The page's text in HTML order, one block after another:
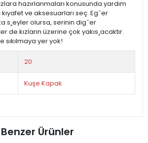
hazırlanmaları konusunda yardım
ve aksesuarları seç. Egˆer
s¸eyler olursa, serinin digˆer
de kızların üzerine çok yakıs¸acaktır.
sıkılmaya yer yok!
20
Kuşe Kapak
Benzer Ürünler